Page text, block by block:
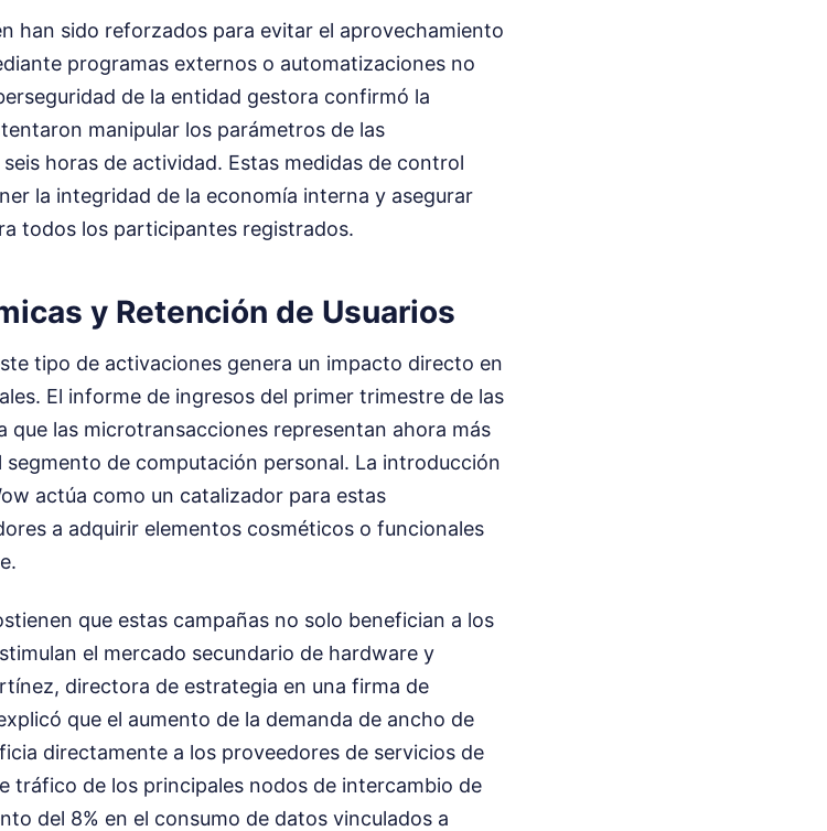
han sido reforzados para evitar el aprovechamiento
programas externos o automatizaciones no
de la entidad gestora confirmó la
manipular los parámetros de las
horas de actividad. Estas medidas de control
la integridad de la economía interna y asegurar
todos los participantes registrados.
y Retención de Usuarios
tipo de activaciones genera un impacto directo en
El informe de ingresos del primer trimestre de las
que las microtransacciones representan ahora más
de computación personal. La introducción
actúa como un catalizador para estas
a adquirir elementos cosméticos o funcionales
que estas campañas no solo benefician a los
el mercado secundario de hardware y
directora de estrategia en una firma de
que el aumento de la demanda de ancho de
directamente a los proveedores de servicios de
tráfico de los principales nodos de intercambio de
del 8% en el consumo de datos vinculados a